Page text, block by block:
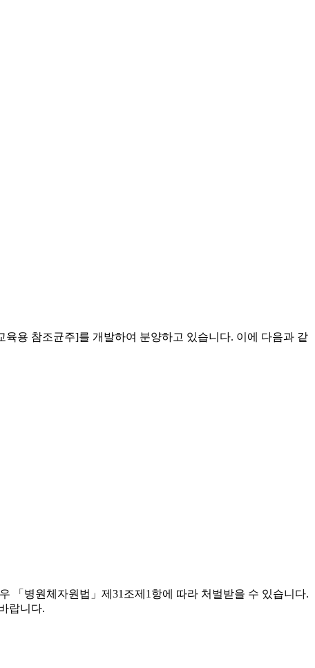
용 참조균주]를 개발하여 분양하고 있습니다. 이에 다음과 같
「병원체자원법」제31조제1항에 따라 처벌받을 수 있습니다.
랍니다.